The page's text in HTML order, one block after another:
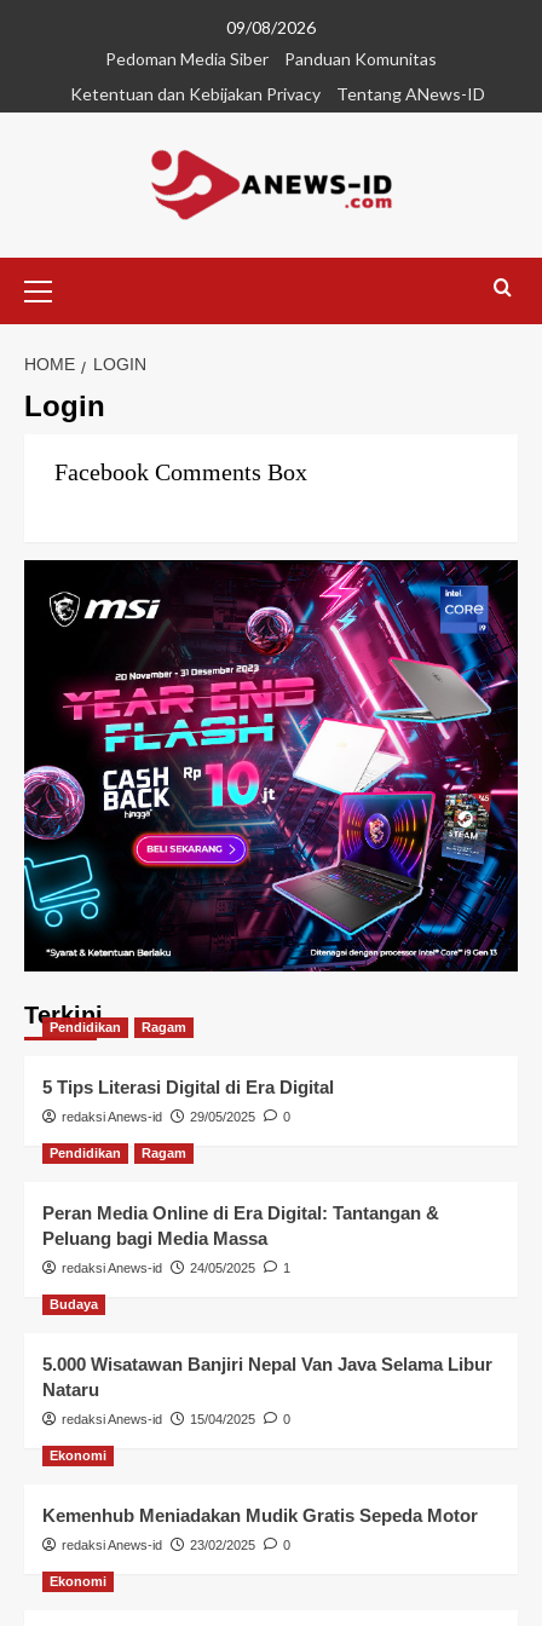
09/08/2026
Pedoman Media Siber
Panduan Komunitas
Ketentuan dan Kebijakan Privacy
Tentang ANews-ID
HOME LOGIN
Login
Facebook Comments Box
Terkini
Pendidikan Ragam
5 Tips Literasi Digital di Era Digital
redaksi Anews-id 29/05/2025 0
Pendidikan Ragam
Peran Media Online di Era Digital: Tantangan &
Peluang bagi Media Massa
redaksi Anews-id 24/05/2025 1
Budaya
5.000 Wisatawan Banjiri Nepal Van Java Selama Libur
Nataru
redaksi Anews-id 15/04/2025 0
Ekonomi
Kemenhub Meniadakan Mudik Gratis Sepeda Motor
redaksi Anews-id 23/02/2025 0
Ekonomi